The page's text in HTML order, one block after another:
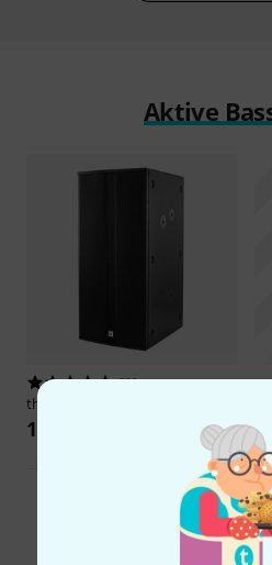
Aktive
236
the box pro
1.111 €
Alle Aktive